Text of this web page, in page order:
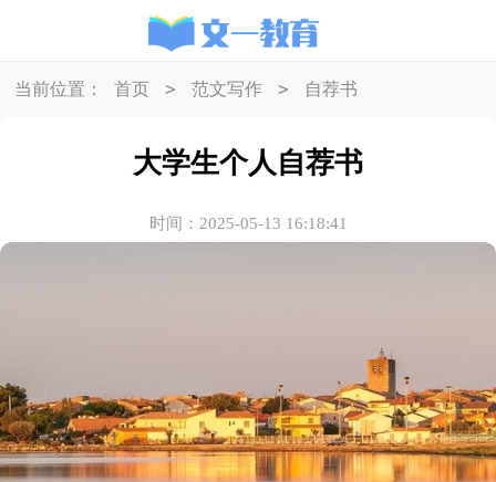
当前位置： 首页 > 范文写作 > 自荐书
大学生个人自荐书
时间：2025-05-13 16:18:41